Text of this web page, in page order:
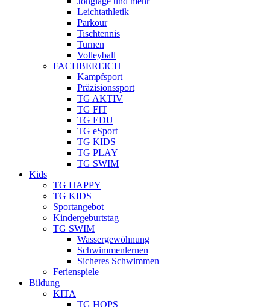
Leichtathletik
Parkour
Tischtennis
Turnen
Volleyball
FACHBEREICH
Kampfsport
Präzisionssport
TG AKTIV
TG FIT
TG EDU
TG eSport
TG KIDS
TG PLAY
TG SWIM
Kids
TG HAPPY
TG KIDS
Sportangebot
Kindergeburtstag
TG SWIM
Wassergewöhnung
Schwimmenlernen
Sicheres Schwimmen
Ferienspiele
Bildung
KITA
TG HOPS